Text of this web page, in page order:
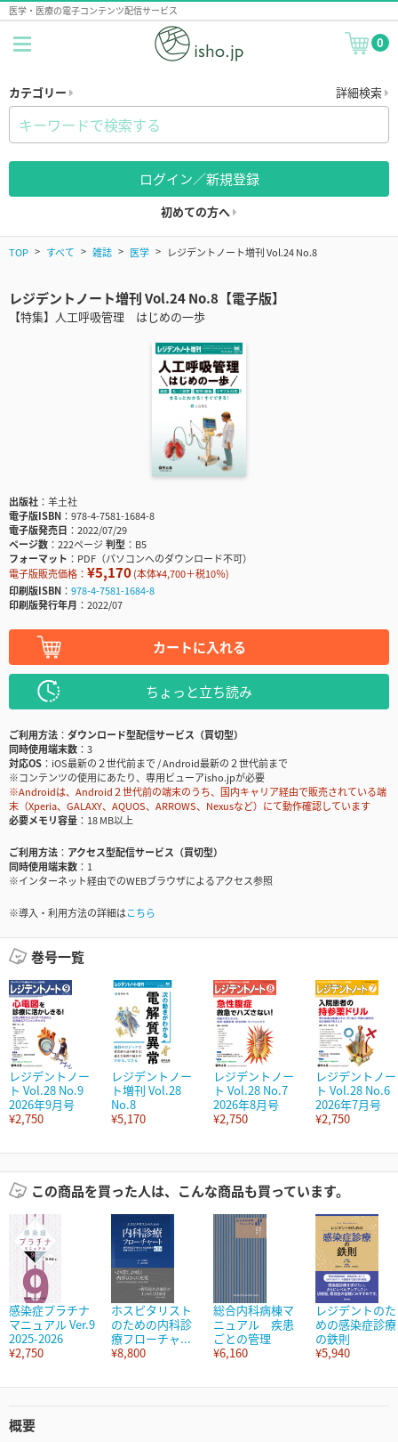
医学・医療の電子コンテンツ配信サービス
0
カテゴリー 詳細検索
ログイン／新規登録
初めての方へ
TOP すべて 雑誌 医学 レジデントノート増刊 Vol.24 No.8
レジデントノート増刊 Vol.24 No.8【電子版】
【特集】人工呼吸管理 はじめの一歩
出版社
羊土社
電子版ISBN
978-4-7581-1684-8
電子版発売日
2022/07/29
ページ数
222ページ判型
B5
フォーマット
PDF（パソコンへのダウンロード不可）
電子版販売価格： ¥5,170(本体¥4,700＋税10％)
印刷版ISBN
978-4-7581-1684-8
印刷版発行年月
2022/07
カートに入れる
ちょっと立ち読み
ご利用方法
ダウンロード型配信サービス（買切型）
同時使用端末数
3
対応OS
iOS最新の２世代前まで / Android最新の２世代前まで
※コンテンツの使用にあたり、専用ビューアisho.jpが必要
※Androidは、Android２世代前の端末のうち、国内キャリア経由で販売されている端
末（Xperia、GALAXY、AQUOS、ARROWS、Nexusなど）にて動作確認しています
必要メモリ容量
18 MB以上
ご利用方法
アクセス型配信サービス（買切型）
同時使用端末数
1
※インターネット経由でのWEBブラウザによるアクセス参照
※導入・利用方法の詳細はこちら
巻号一覧
レジデントノー
ト Vol.28 No.9
2026年9月号
¥2,750
レジデントノー
ト増刊 Vol.28
No.8
¥5,170
レジデントノー
ト Vol.28 No.7
2026年8月号
¥2,750
レジデントノー
ト Vol.28 No.6
2026年7月号
¥2,750
この商品を買った人は、こんな商品も買っています。
感染症プラチナ
マニュアル Ver.9
2025-2026
¥2,750
ホスピタリスト
のための内科診
療フローチャ...
¥8,800
総合内科病棟マ
ニュアル 疾患
ごとの管理
¥6,160
レジデントのた
めの感染症診療
の鉄則
¥5,940
概要